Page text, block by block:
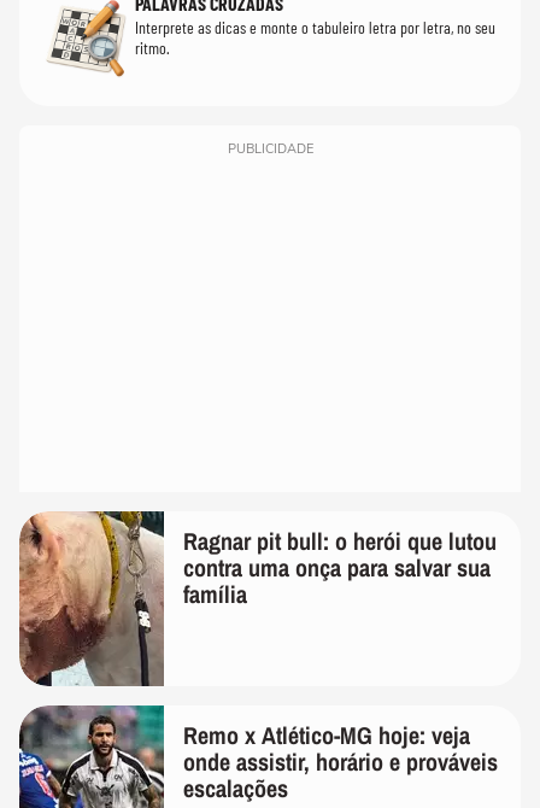
Interprete as dicas e monte o tabuleiro letra por letra, no seu
ritmo.
PUBLICIDADE
Ragnar pit bull: o herói que lutou
contra uma onça para salvar sua
família
Remo x Atlético-MG hoje: veja
onde assistir, horário e prováveis
escalações